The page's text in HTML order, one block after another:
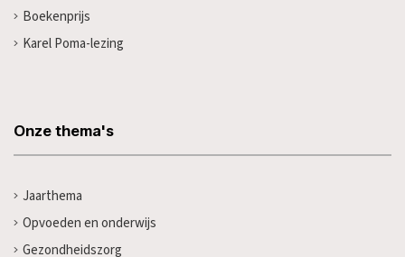
Boekenprijs
Karel Poma-lezing
Onze thema's
Jaarthema
Opvoeden en onderwijs
Gezondheidszorg